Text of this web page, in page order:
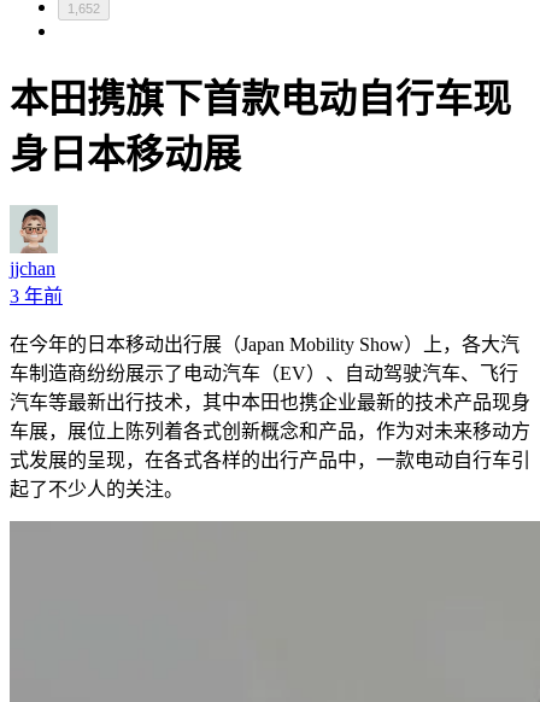
1,652
本田携旗下首款电动自行车现
身日本移动展
jjchan
3 年前
在今年的日本移动出行展（Japan Mobility Show）上，各大汽
车制造商纷纷展示了电动汽车（EV）、自动驾驶汽车、飞行
汽车等最新出行技术，其中本田也携企业最新的技术产品现身
车展，展位上陈列着各式创新概念和产品，作为对未来移动方
式发展的呈现，在各式各样的出行产品中，一款电动自行车引
起了不少人的关注。